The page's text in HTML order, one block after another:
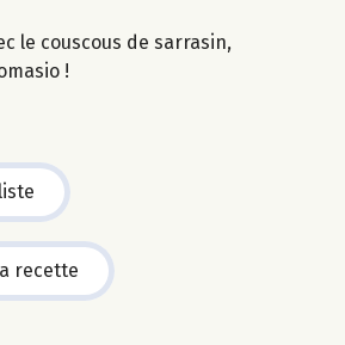
le couscous de sarrasin,
!
recette